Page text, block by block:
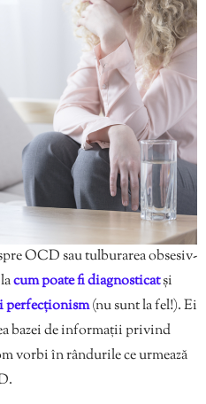
OCD sau tulburarea obsesiv-
cum poate fi diagnosticatși
perfecționism(nu sunt la fel!). Ei
bazei de informații privind
vorbi în rândurile ce urmează